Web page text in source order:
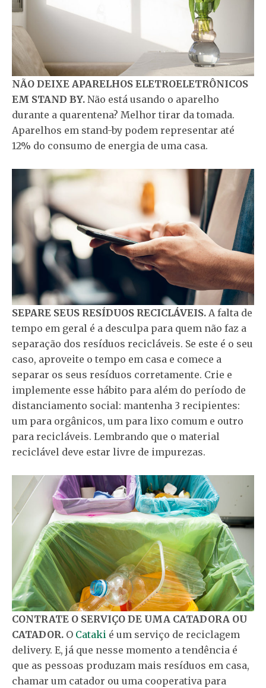
NÃO DEIXE APARELHOS ELETROELETRÔNICOS
EM STAND BY. Não está usando o aparelho
durante a quarentena? Melhor tirar da tomada.
Aparelhos em stand-by podem representar até
12% do consumo de energia de uma casa.
SEPARE SEUS RESÍDUOS RECICLÁVEIS. A falta de
tempo em geral é a desculpa para quem não faz a
separação dos resíduos recicláveis. Se este é o seu
caso, aproveite o tempo em casa e comece a
separar os seus resíduos corretamente. Crie e
implemente esse hábito para além do período de
distanciamento social: mantenha 3 recipientes:
um para orgânicos, um para lixo comum e outro
para recicláveis. Lembrando que o material
reciclável deve estar livre de impurezas.
CONTRATE O SERVIÇO DE UMA CATADORA OU
CATADOR. O Cataki é um serviço de reciclagem
delivery. E, já que nesse momento a tendência é
que as pessoas produzam mais resíduos em casa,
chamar um catador ou uma cooperativa para